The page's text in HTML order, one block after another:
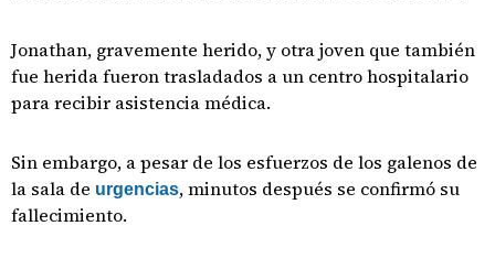
Jonathan, gravemente herido, y otra joven que también
fue herida fueron trasladados a un centro hospitalario
para recibir asistencia médica.
Sin embargo, a pesar de los esfuerzos de los galenos de
la sala de urgencias, minutos después se confirmó su
fallecimiento.